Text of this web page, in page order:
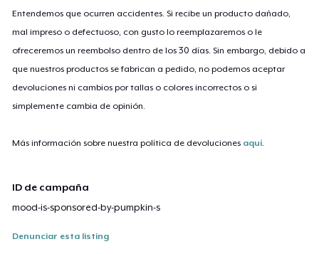
Entendemos que ocurren accidentes. Si recibe un producto dañado,
mal impreso o defectuoso, con gusto lo reemplazaremos o le
ofreceremos un reembolso dentro de los 30 días. Sin embargo, debido a
que nuestros productos se fabrican a pedido, no podemos aceptar
devoluciones ni cambios por tallas o colores incorrectos o si
simplemente cambia de opinión.
Más información sobre nuestra política de devoluciones aquí.
ID de campaña
mood-is-sponsored-by-pumpkin-s
Denunciar esta listing